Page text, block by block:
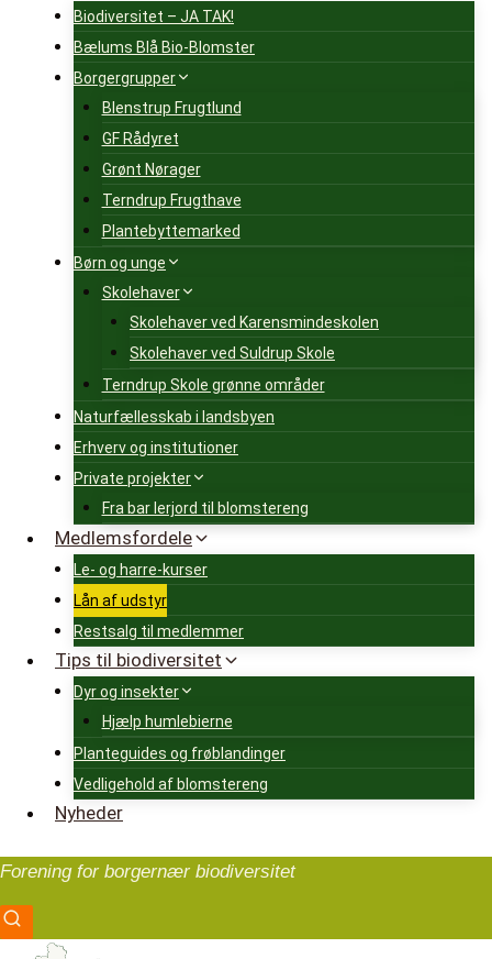
Biodiversitet – JA TAK!
Bælums Blå Bio-Blomster
Borgergrupper
Blenstrup Frugtlund
GF Rådyret
Grønt Nørager
Terndrup Frugthave
Plantebyttemarked
Børn og unge
Skolehaver
Skolehaver ved Karensmindeskolen
Skolehaver ved Suldrup Skole
Terndrup Skole grønne områder
Naturfællesskab i landsbyen
Erhverv og institutioner
Private projekter
Fra bar lerjord til blomstereng
Medlemsfordele
Le- og harre-kurser
Lån af udstyr
Restsalg til medlemmer
Tips til biodiversitet
Dyr og insekter
Hjælp humlebierne
Planteguides og frøblandinger
Vedligehold af blomstereng
Nyheder
Forening for borgernær biodiversitet